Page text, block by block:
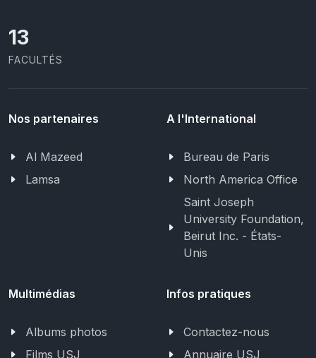
13
FACULTÉS
Nos partenaires
Al Mazeed
Lamsa
A l'International
Bureau de Paris
North America Office
Saint Joseph
University Foundation,
Beirut Inc. - États-
Unis
Multimédias
Albums photos
Films USJ
Infos pratiques
Contactez-nous
Annuaire USJ